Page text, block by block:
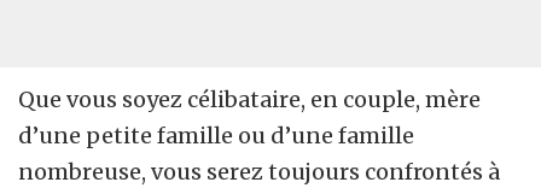
Que vous soyez célibataire, en couple, mère
d’une petite famille ou d’une famille
nombreuse, vous serez toujours confrontés à